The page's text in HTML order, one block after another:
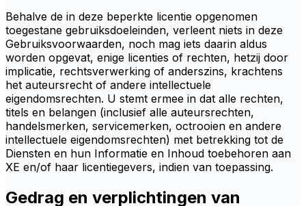
Behalve de in deze beperkte licentie opgenomen
toegestane gebruiksdoeleinden, verleent niets in deze
Gebruiksvoorwaarden, noch mag iets daarin aldus
worden opgevat, enige licenties of rechten, hetzij door
implicatie, rechtsverwerking of anderszins, krachtens
het auteursrecht of andere intellectuele
eigendomsrechten. U stemt ermee in dat alle rechten,
titels en belangen (inclusief alle auteursrechten,
handelsmerken, servicemerken, octrooien en andere
intellectuele eigendomsrechten) met betrekking tot de
Diensten en hun Informatie en Inhoud toebehoren aan
XE en/of haar licentiegevers, indien van toepassing.
Gedrag en verplichtingen van